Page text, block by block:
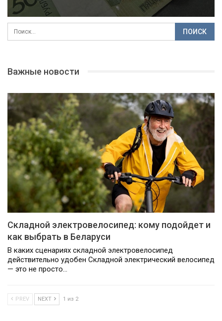
Важные новости
Складной электровелосипед: кому подойдет и
как выбрать в Беларуси
В каких сценариях складной электровелосипед
действительно удобен Складной электрический велосипед
— это не просто…
PREV NEXT 1 из 2